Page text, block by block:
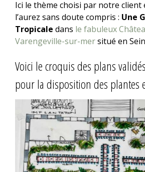
Ici le thème choisi par notre client
l’aurez sans doute compris : Une
Tropicale dans le fabuleux
Varengeville-sur-mersitué en
Voici le croquis des plans
pour la disposition des plantes